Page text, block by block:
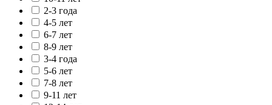
2-3 года
4-5 лет
6-7 лет
8-9 лет
3-4 года
5-6 лет
7-8 лет
9-11 лет